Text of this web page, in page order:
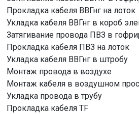
Прокладка кабеля ВВГнг на лоток
Укладка кабеля ВВГнг в короб
Затягивание провода ПВЗ в
Прокладка кабеля ПВЗ на лоток
Укладка кабеля ВВГнг в штробу
Монтаж провода в воздухе
Монтаж кабеля в воздушном
Укладка провода в трубу
Прокладка кабеля TF